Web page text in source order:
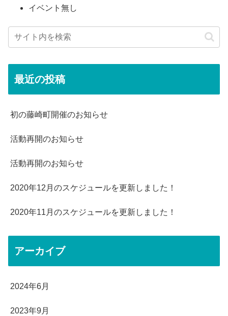
イベント無し
最近の投稿
初の藤崎町開催のお知らせ
活動再開のお知らせ
活動再開のお知らせ
2020年12月のスケジュールを更新しました！
2020年11月のスケジュールを更新しました！
アーカイブ
2024年6月
2023年9月